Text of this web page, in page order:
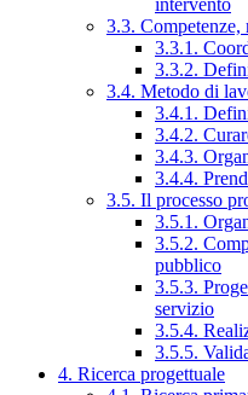
intervento
3.3.
3.3.1.
3.3.2.
3.4. Metodo di
3.4.1.
3.4.2.
3.4.3.
3.4.4.
3.5. Il processo
3.5.1.
3.5.2.
pubblico
3.5.3.
servizio
3.5.4.
3.5.5.
4. Ricerca progettuale